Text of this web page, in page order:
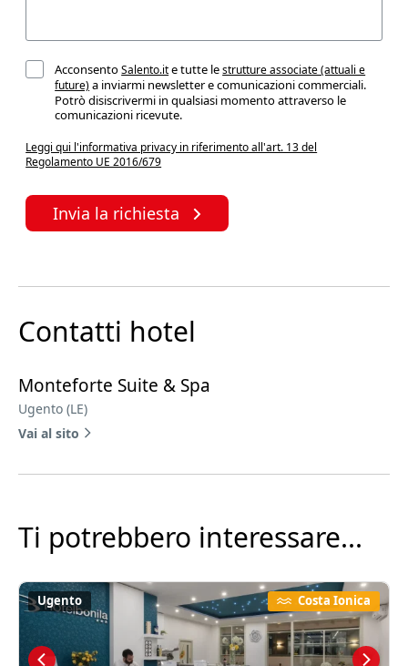
AcconsentoSalento.ite tutte lestrutture associate (attuali e
future)a inviarmi newsletter e comunicazioni commerciali.
Potrò disiscrivermi in qualsiasi momento attraverso le
comunicazioni ricevute.
Leggi qui l'informativa privacy in riferimento all'art. 13 del
Regolamento UE 2016/679
Invia la richiesta
Contatti hotel
Monteforte Suite & Spa
Ugento (LE)
Vai al sito
Ti potrebbero interessare...
Ugento Costa Ionica